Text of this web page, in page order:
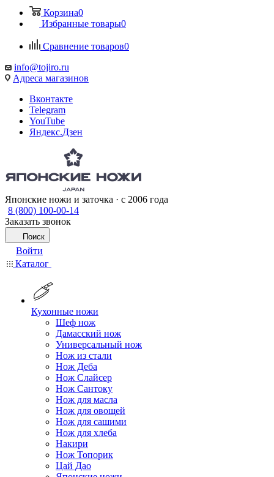
Корзина0
Избранные товары0
Сравнение товаров0
info@tojiro.ru
Адреса магазинов
Вконтакте
Telegram
YouTube
Яндекс.Дзен
Японские ножи и заточка · с 2006 года
8 (800) 100-00-14
Заказать звонок
Поиск
Войти
Каталог
Кухонные ножи
Шеф нож
Дамасский нож
Универсальный нож
Нож из стали
Нож Деба
Нож Слайсер
Нож Сантоку
Нож для масла
Нож для овощей
Нож для сашими
Нож для хлеба
Накири
Нож Топорик
Цай Дао